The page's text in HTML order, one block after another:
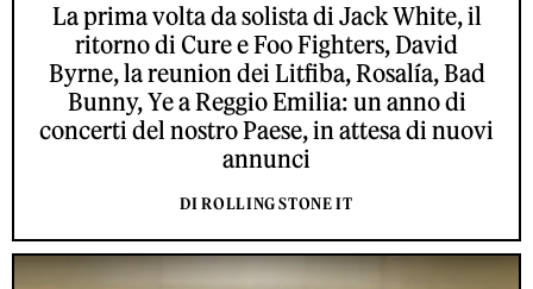
La prima volta da solista di Jack White, il
ritorno di Cure e Foo Fighters, David
Byrne, la reunion dei Litfiba, Rosalía, Bad
Bunny, Ye a Reggio Emilia: un anno di
concerti del nostro Paese, in attesa di nuovi
annunci
DI ROLLING STONE IT